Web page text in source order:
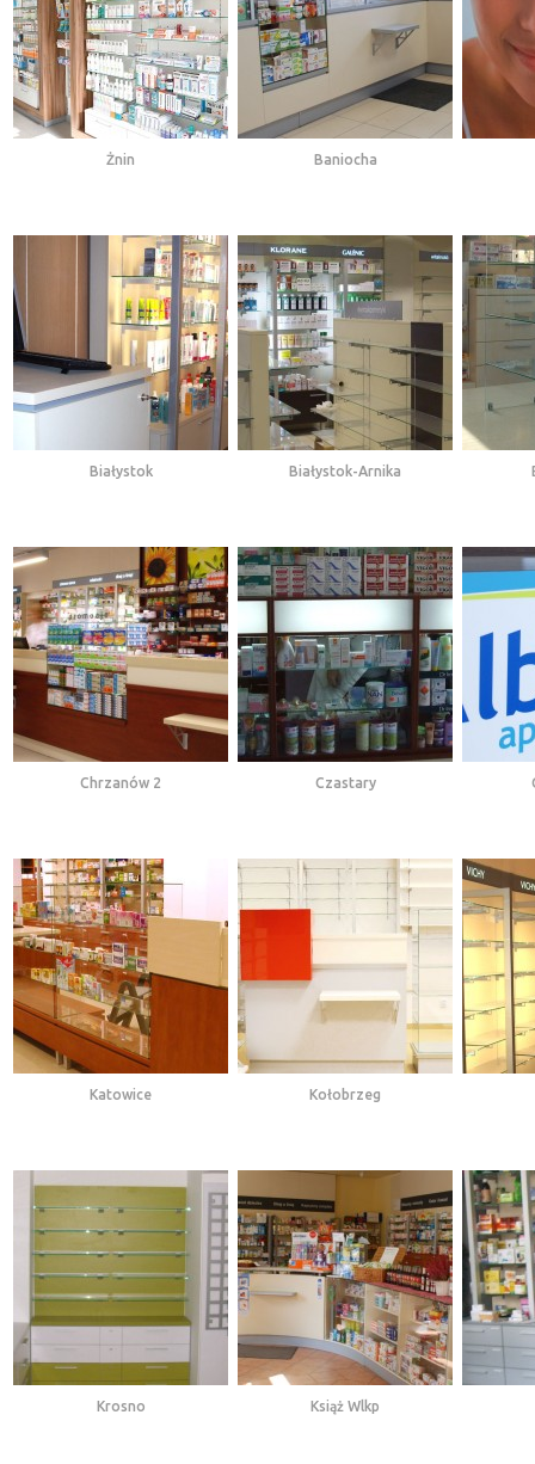
Żnin Baniocha
Białystok Białystok-Arnika
Chrzanów 2 Czastary
Katowice Kołobrzeg
Krosno Książ Wlkp